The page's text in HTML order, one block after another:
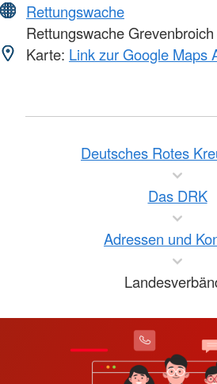
Rettungswache
Rettungswache
Karte: Link zur Google Maps
Deutsches Rotes
Das DRK
Adressen und